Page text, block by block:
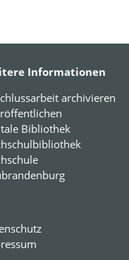
Informationen
archivieren
Bibliothek